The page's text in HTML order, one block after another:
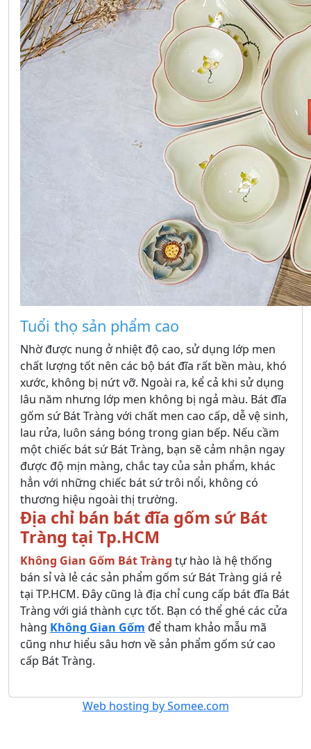
Tuổi thọ sản phẩm cao
Nhờ được nung ở nhiệt độ cao, sử dụng lớp men
chất lượng tốt nên các bộ bát đĩa rất bền màu, khó
xước, không bị nứt vỡ. Ngoài ra, kể cả khi sử dụng
lâu năm nhưng lớp men không bị ngả màu. Bát đĩa
gốm sứ Bát Tràng với chất men cao cấp, dễ vệ sinh,
lau rửa, luôn sáng bóng trong gian bếp. Nếu cầm
một chiếc bát sứ Bát Tràng, bạn sẽ cảm nhận ngay
được độ mịn màng, chắc tay của sản phẩm, khác
hẳn với những chiếc bát sứ trôi nổi, không có
thương hiệu ngoài thị trường.
Địa chỉ bán bát đĩa gốm sứ Bát
Tràng tại Tp.HCM
Không Gian Gốm Bát Tràng tự hào là hệ thống
bán sỉ và lẻ các sản phẩm gốm sứ Bát Tràng giá rẻ
tại TP.HCM. Đây cũng là địa chỉ cung cấp bát đĩa Bát
Tràng với giá thành cực tốt. Bạn có thể ghé các cửa
hàng Không Gian Gốm để tham khảo mẫu mã
cũng như hiểu sâu hơn về sản phẩm gốm sứ cao
cấp Bát Tràng.
Web hosting by Somee.com